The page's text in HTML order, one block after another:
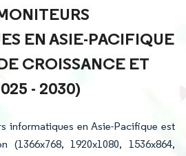
EN ASIE-PACIFIQUE
CROISSANCE ET
- 2030)
informatiques en Asie-Pacifique est
(1366x768, 1920x1080, 1536x864,